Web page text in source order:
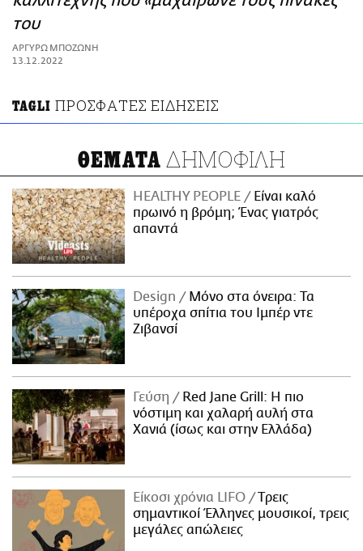
ΑΜΠΑ
PRINT
του
ΑΡΓΥΡΩ ΜΠΟΖΩΝΗ
13.12.2022
TAGLI ΠΡΟΣΦΑΤΕΣ ΕΙΔΗΣΕΙΣ
ΘΕΜΑΤΑ ΔΗΜΟΦΙΛΗ
HEALTHY PEOPLE
Είναι καλό
πρωινό η βρόμη; Ένας γιατρός
απαντά
Design
Μόνο στα όνειρα: Τα
υπέροχα σπίτια του Ιμπέρ ντε
Ζιβανσί
Γεύση
Red Jane Grill: Η πιο
νόστιμη και χαλαρή αυλή στα
Χανιά (ίσως και στην Ελλάδα)
Είκοσι χρόνια LIFO
Tρεις
σημαντικοί Έλληνες μουσικοί, τρεις
μεγάλες απώλειες